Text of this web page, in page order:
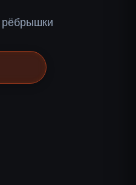
рёбрышки